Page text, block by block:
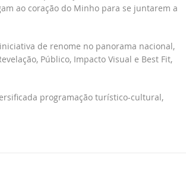
ao coração do Minho para se juntarem a
de renome no panorama nacional,
Público, Impacto Visual e Best Fit,
programação turístico-cultural,